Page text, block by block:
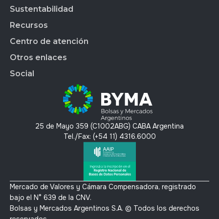
Indices
Soluciones Tecnológicas
OMS
Anima
BYMADATA
BYMA DIGITAL
BYMALAB
Gobierno Corporativo
Acción de BYMA
Hechos Relevantes
Calendario Anual de RI
Grupo BYMA
Nuestra gente
Trabajá en BYMA
APLICAR
BYMA VENTURES
Sustentabilidad
Reportes
Gestión Interna
Índice de Sustentabilidad
Panel de Bonos SVS
Panel de Bonos VS
Mercado Voluntario de Carbono
Recursos
BYMA Newsroom
Kit de Prensa BYMA
Centro de atención
Contacto
Preguntas Frecuentes
Otros enlaces
T´érminos y condiciones
Política de privacidad y protección de datos
Social
Youtube25 de Mayo 359 (C1002ABG) CABA Argentina
Tel./Fax: (+54 11) 4316.6000
Mercado de Valores y Cámara Compensadora, registrado
bajo el N° 639 de la CNV.
Bolsas y Mercados Argentinos S.A. © Todos los derechos